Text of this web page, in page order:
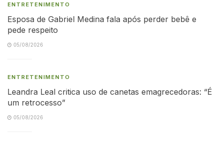
ENTRETENIMENTO
Esposa de Gabriel Medina fala após perder bebê e
pede respeito
05/08/2026
ENTRETENIMENTO
Leandra Leal critica uso de canetas emagrecedoras: “É
um retrocesso”
05/08/2026